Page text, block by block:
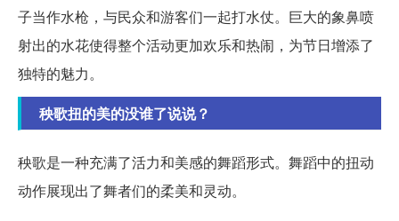
子当作水枪，与民众和游客们一起打水仗。巨大的象鼻喷
射出的水花使得整个活动更加欢乐和热闹，为节日增添了
独特的魅力。
秧歌扭的美的没谁了说说？
秧歌是一种充满了活力和美感的舞蹈形式。舞蹈中的扭动
动作展现出了舞者们的柔美和灵动。